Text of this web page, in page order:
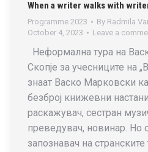
When a writer walks with
Programme 2023 By Radmila
October 4, 2023
Leave a
Неформална тура на
Скопје за учесниците на
знаат Васко Марковски
безброј книжевни
раскажувач, сестран
преведувач, новинар. Но
запознавач на